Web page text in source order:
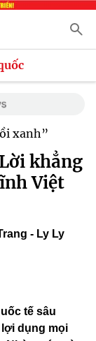
xanh”
khẳng
Việt
- Ly Ly
tế sâu
dụng mọi